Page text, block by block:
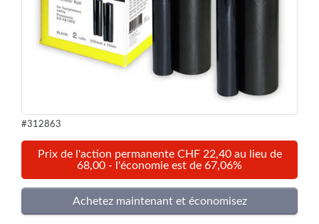
#312863
Prix de l'action permanente CHF 22,40 au lieu de
68,00 - l'économie est de 67,06%